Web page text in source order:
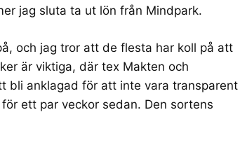
jag sluta ta ut lön från Mindpark.
och jag tror att de flesta har koll på att
är viktiga, där tex Makten och
bli anklagad för att inte vara transparent
ett par veckor sedan. Den sortens